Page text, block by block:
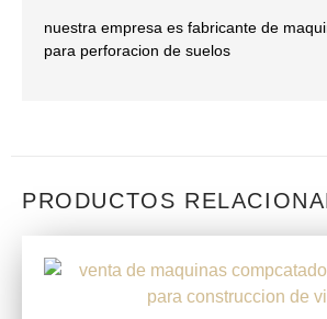
nuestra empresa es fabricante de
para perforacion de suelos
PRODUCTOS